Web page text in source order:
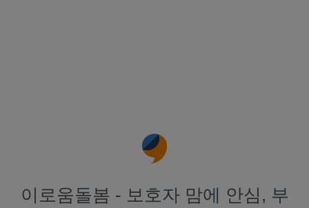
이로움돌봄 - 보호자 맘에 안심, 부